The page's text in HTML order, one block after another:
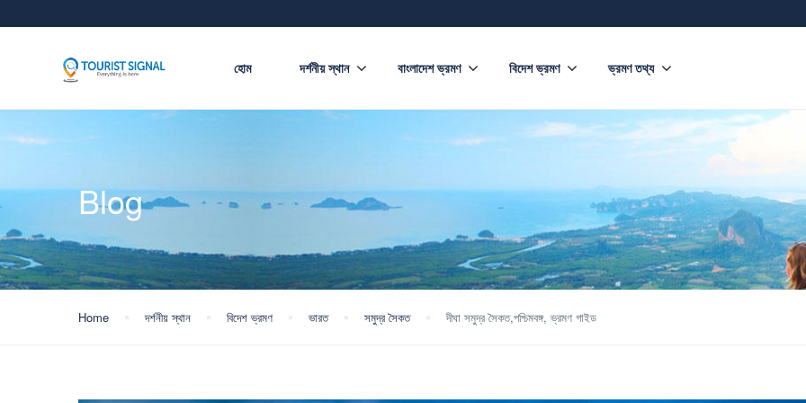
হোম দর্শনীয় স্থান বাংলাদেশ ভ্রমণ বিদেশ ভ্রমণ ভ্রমণ তথ্য
Blog
Home দর্শনীয় স্থান বিদেশ ভ্রমণ ভারত সমুদ্র সৈকত দীঘা সমুদ্র সৈকত,পশ্চিমবঙ্গ, ভ্রমণ গাইড